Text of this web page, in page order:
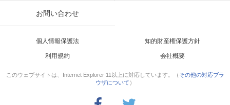
お問い合わせ
個人情報保護法 知的財産権保護方針
利用規約 会社概要
このウェブサイトは、Internet Explorer 11以上に対応しています。（ その他の対応ブラ
ウザについて ）